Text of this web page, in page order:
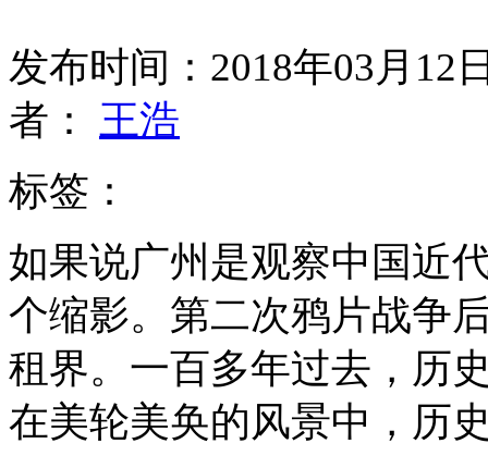
发布时间：2018年03月12
者： 王浩
标签：
如果说广州是观察中国近
个缩影。第二次鸦片战争
租界。一百多年过去，历
在美轮美奂的风景中，历